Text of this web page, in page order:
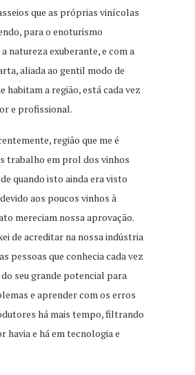
que as próprias vinícolas
para o enoturismo
natureza exuberante, e com a
aliada ao gentil modo de
habitam a região, está cada vez
e profissional.
região que me é
trabalho em prol dos vinhos
quando isto ainda era visto
aos poucos vinhos à
mereciam nossa aprovação.
de acreditar na nossa indústria
pessoas que conhecia cada vez
seu grande potencial para
e aprender com os erros
há mais tempo, filtrando
havia e há em tecnologia e